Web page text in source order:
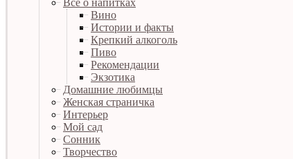
Все о напитках
Вино
Истории и факты
Крепкий алкоголь
Пиво
Рекомендации
Экзотика
Домашние любимцы
Женская страничка
Интерьер
Мой сад
Сонник
Творчество